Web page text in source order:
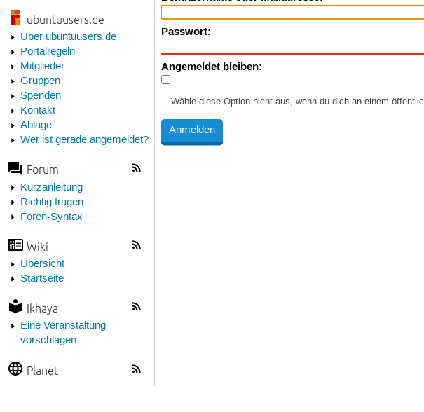
ubuntuusers.de
Über ubuntuusers.de
Portalregeln
Mitglieder
Gruppen
Spenden
Kontakt
Ablage
Wer ist gerade angemeldet?
Forum
Kurzanleitung
Richtig fragen
Foren-Syntax
Wiki
Übersicht
Startseite
Ikhaya
Eine Veranstaltung
vorschlagen
Planet
Passwort:
Angemeldet bleiben:
Wähle diese Option nicht aus, wenn du dich an einem